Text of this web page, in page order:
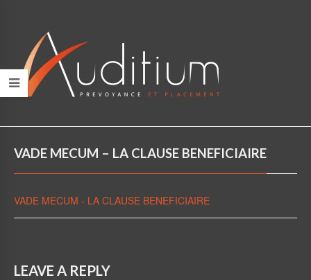
VADE MECUM – LA CLAUSE BENEFICIAIRE
VADE MECUM - LA CLAUSE BENEFICIAIRE
LEAVE A REPLY